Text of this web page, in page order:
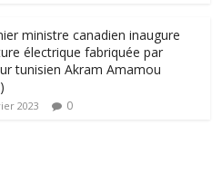
ministre canadien inaugure
électrique fabriquée par
tunisien Akram Amamou
2023 0